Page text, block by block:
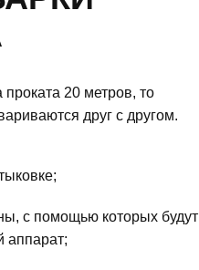
20 метров, то
друг с другом.
с помощью которых будут
аппарат;